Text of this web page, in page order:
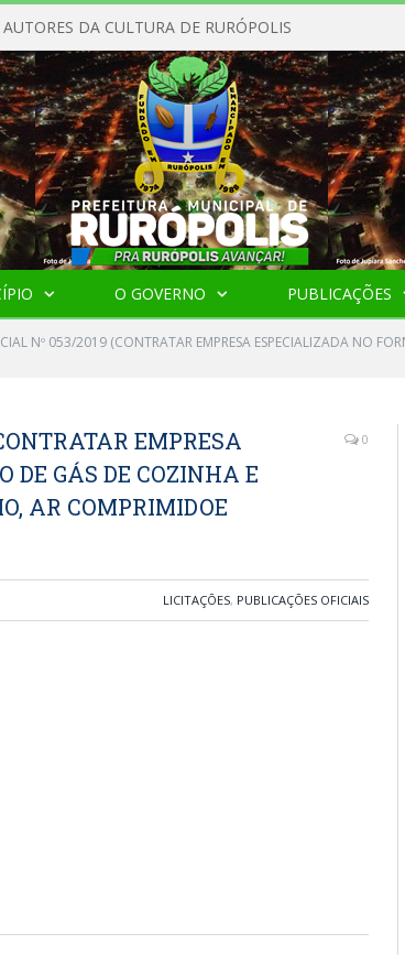
DA CULTURA DE RURÓPOLIS
O GOVERNO PUBLICAÇÕES
Nº 053/2019 (CONTRATAR EMPRESA ESPECIALIZADA NO
EMPRESA
DE GÁS DE COZINHA E
AR COMPRIMIDOE
0
LICITAÇÕES, PUBLICAÇÕES OFICIAIS